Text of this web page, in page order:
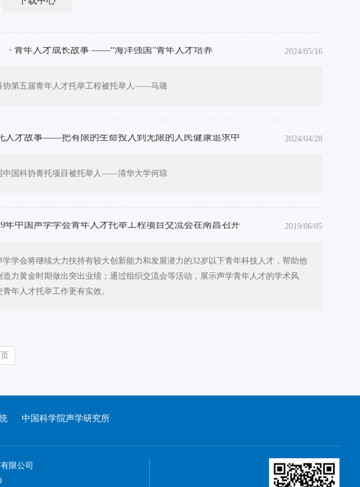
· 青年人才成长故事 ——“海洋强国”青年人才培养 2024/05/16
协第五届青年人才托举工程被托举人——马璐
人才故事——把有限的生命投入到无限的人民健康追求中 2024/04/28
中国科协青托项目被托举人——清华大学何琼
年中国声学学会青年人才托举工程项目交流会在南昌召开 2019/06/05
学学会将继续大力扶持有较大创新能力和发展潜力的32岁以下青年科技人才，帮助他
造力黄金时期做出突出业绩；通过组织交流会等活动，展示声学青年人才的学术风
青年人才托举工作更有实效。
中国科学院声学研究所
限公司